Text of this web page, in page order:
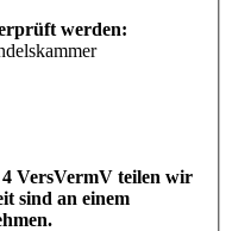
werden:
VersVermV teilen wir
sind an einem